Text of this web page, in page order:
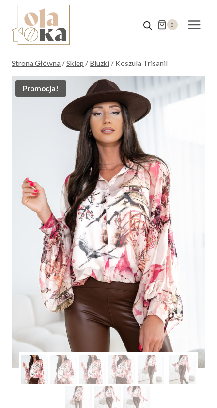
Przejdź
treści
0
Strona Główna /Sklep / Bluzki / Koszula Trisanil
Promocja!